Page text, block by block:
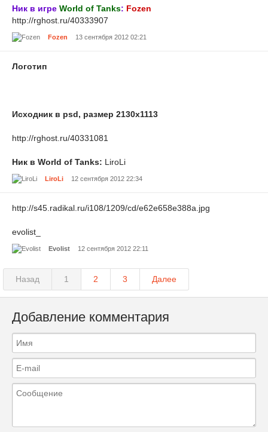
Ник в игре World of Tanks: Fozen
http://rghost.ru/40333907
Fozen 13 сентября 2012 02:21
Логотип
Исходник в psd, размер 2130х1113
http://rghost.ru/40331081
Ник в World of Tanks: LiroLi
LiroLi 12 сентября 2012 22:34
http://s45.radikal.ru/i108/1209/cd/e62e658e388a.jpg
evolist_
Evolist 12 сентября 2012 22:11
Назад 1 2 3 Далее
Добавление комментария